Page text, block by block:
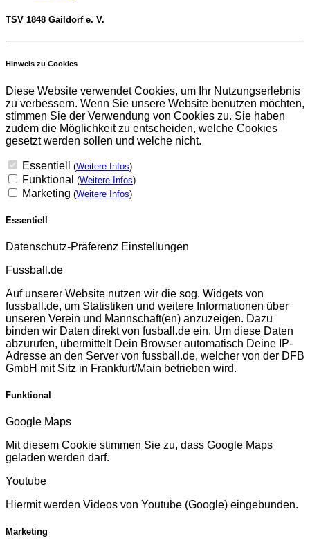
TSV 1848 Gaildorf e. V.
Hinweis zu Cookies
Diese Website verwendet Cookies, um Ihr Nutzungserlebnis
zu verbessern. Wenn Sie unsere Website benutzen möchten,
stimmen Sie der Verwendung von Cookies zu. Sie haben
zudem die Möglichkeit zu entscheiden, welche Cookies
gesetzt werden sollen und welche nicht.
Essentiell (Weitere Infos)
Funktional (Weitere Infos)
Marketing (Weitere Infos)
Essentiell
Datenschutz-Präferenz Einstellungen
Fussball.de
Auf unserer Website nutzen wir die sog. Widgets von
fussball.de, um Statistiken und weitere Informationen über
unseren Verein und Mannschaft(en) anzuzeigen. Dazu
binden wir Daten direkt von fusball.de ein. Um diese Daten
abzurufen, übermittelt Dein Browser automatisch Deine IP-
Adresse an den Server von fussball.de, welcher von der DFB
GmbH mit Sitz in Frankfurt/Main betrieben wird.
Funktional
Google Maps
Mit diesem Cookie stimmen Sie zu, dass Google Maps
geladen werden darf.
Youtube
Hiermit werden Videos von Youtube (Google) eingebunden.
Marketing